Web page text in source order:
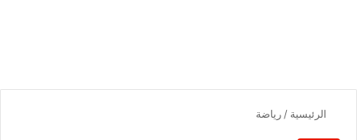
الرئيسية / رياضة